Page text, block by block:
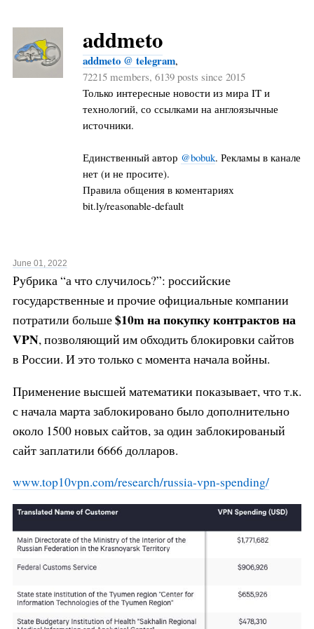
addmeto
addmeto @ telegram,
72215 members, 6139 posts since 2015
Только интересные новости из мира IT и
технологий, со ссылками на англоязычные
источники.
Единственный автор @bobuk. Рекламы в канале
нет (и не просите).
Правила общения в коментариях
bit.ly/reasonable-default
June 01, 2022
Рубрика “а что случилось?”: российские
государственные и прочие официальные компании
потратили больше$10mна покупку контрактов на
VPN, позволяющий им обходить блокировки сайтов
в России. И это только с момента начала войны.
Применение высшей математики показывает, что т.к.
с начала марта заблокировано было дополнительно
около 1500 новых сайтов, за один заблокированый
сайт заплатили 6666 долларов.
www.top10vpn.com/research/russia-vpn-spending/